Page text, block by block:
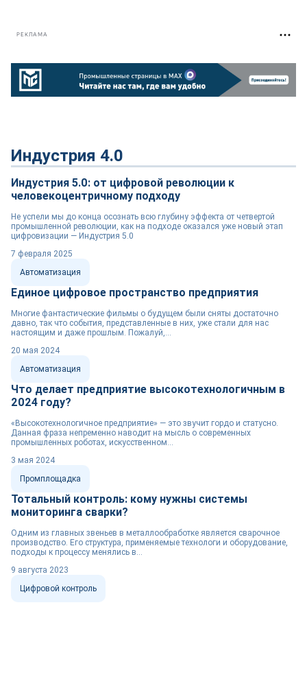
РЕКЛАМА
Индустрия 4.0
Индустрия 5.0: от цифровой революции к
человекоцентричному подходу
Не успели мы до конца осознать всю глубину эффекта от четвертой
промышленной революции, как на подходе оказался уже новый этап
цифровизации — Индустрия 5.0
Автоматизация
7 февраля 2025
Единое цифровое пространство предприятия
Многие фантастические фильмы о будущем были сняты достаточно
давно, так что события, представленные в них, уже стали для нас
настоящим и даже прошлым. Пожалуй,...
Автоматизация
20 мая 2024
Что делает предприятие высокотехнологичным в
2024 году?
«Высокотехнологичное предприятие» — это звучит гордо и статусно.
Данная фраза непременно наводит на мысль о современных
промышленных роботах, искусственном...
Промплощадка
3 мая 2024
Тотальный контроль: кому нужны системы
мониторинга сварки?
Одним из главных звеньев в металлообработке является сварочное
производство. Его структура, применяемые технологи и оборудование,
подходы к процессу менялись в...
Цифровой контроль
9 августа 2023